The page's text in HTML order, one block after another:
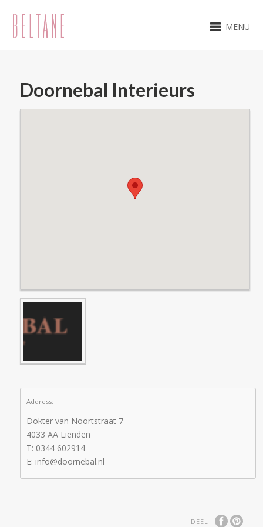
MENU
Doornebal Interieurs
Address:
Dokter van Noortstraat 7
4033 AA Lienden
T: 0344 602914
E: info@doornebal.nl
DEEL